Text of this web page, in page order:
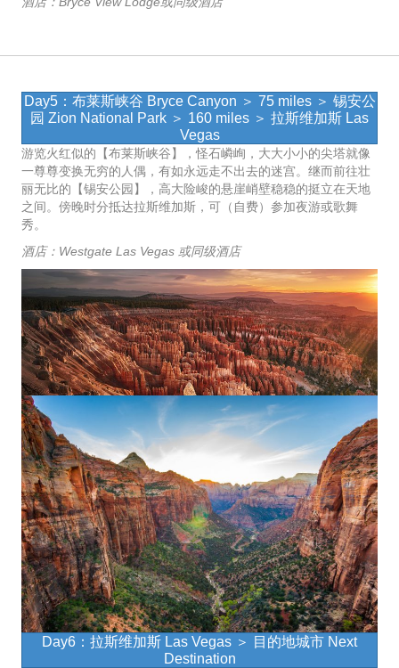
Day5：布莱斯峡谷 Bryce Canyon ＞ 75 miles ＞ 锡安公
园 Zion National Park ＞ 160 miles ＞ 拉斯维加斯 Las
Vegas
游览火红似的【布莱斯峡谷】，怪石嶙峋，大大小小的尖塔就像
一尊尊变换无穷的人偶，有如永远走不出去的迷宫。继而前往壮
丽无比的【锡安公园】，高大险峻的悬崖峭壁稳稳的挺立在天地
之间。傍晚时分抵达拉斯维加斯，可（自费）参加夜游或歌舞
秀。
酒店：Westgate Las Vegas 或同级酒店
Day6：拉斯维加斯 Las Vegas ＞ 目的地城市 Next
Destination